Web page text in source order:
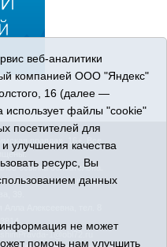
правда». 16+. Все
ссылка обязательна.
область, г. Ишим, ул.
IshimPravda-1@obl72.ru
веб-аналитики
компанией ООО "Яндекс"
16 (далее —
использует файлы "cookie"
посетителей для
улучшения качества
ресурс, Вы
данных
не может
помочь нам улучшить